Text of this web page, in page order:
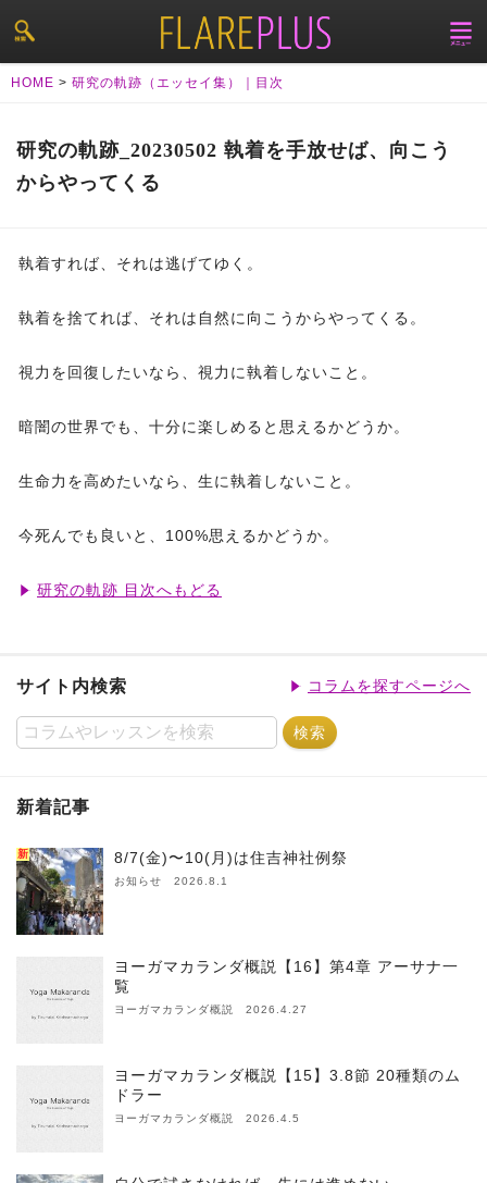
HOME > 研究の軌跡（エッセイ集）｜目次
研究の軌跡_20230502 執着を手放せば、向こう
からやってくる
執着すれば、それは逃げてゆく。
執着を捨てれば、それは自然に向こうからやってくる。
視力を回復したいなら、視力に執着しないこと。
暗闇の世界でも、十分に楽しめると思えるかどうか。
生命力を高めたいなら、生に執着しないこと。
今死んでも良いと、100%思えるかどうか。
研究の軌跡 目次へもどる
サイト内検索 コラムを探すページへ
新着記事
新 8/7(金)〜10(月)は住吉神社例祭
お知らせ 2026.8.1
ヨーガマカランダ概説【16】第4章 アーサナ一
覧
ヨーガマカランダ概説 2026.4.27
ヨーガマカランダ概説【15】3.8節 20種類のム
ドラー
ヨーガマカランダ概説 2026.4.5